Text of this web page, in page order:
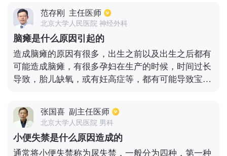
东西的时候大声说话或用吸管吸饮料，尤其是碳水化
合物饮料，就容易造成吞气症，也会引起排气增多。
平时肠道消化不良以及肠蠕动缓慢，也会导致食物残
渣在肠道内聚集，经过产气杆菌分解后，就会产生大
量的二氧化硫、硫化氢、从而导致肛门排气增多。
范存刚 主任医师
北京大学人民医院 神经外科
脑瘫是什么原因引起的
造成脑瘫的原因有很多，出生之前以及出生之后都有
可能造成脑瘫，有很多孕妇在生产的时候，时间过长
导致，胎儿缺氧，或有妊高症等，都有可能导致宝宝
脑器官发育，也会造成一定影响，甚至会出现脑损
伤。还有部分婴儿在出生后，有新生儿感染，肺炎，
高胆红素血症，颅内出血等也会造成脑损伤。高龄产
妇很容易导致染色体基因突变，以上介绍这些情况一
张国喜 副主任医师
北京大学人民医院 男科
小便失禁是什么原因造成的
通常将小便失禁称为尿失禁，一般分为四种，第一种